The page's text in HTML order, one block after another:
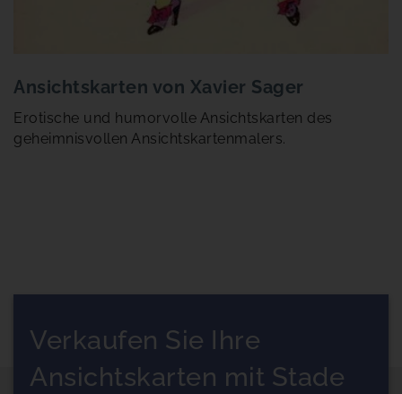
Ansichtskarten von Xavier Sager
Erotische und humorvolle Ansichtskarten des
geheimnisvollen Ansichtskartenmalers.
Verkaufen Sie Ihre
Ansichtskarten mit Stade